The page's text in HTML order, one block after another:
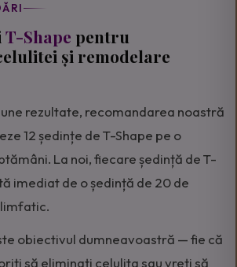
T-Shape pentru
și remodelare
rezultate, recomandarea noastră
12 ședințe de T-Shape pe o
La noi, fiecare ședință de T-
imediat de o ședință de 20 de
obiectivul dumneavoastră — fie că
să eliminați celulita sau vreți să